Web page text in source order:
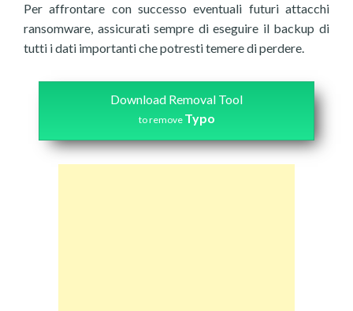
Per affrontare con successo eventuali futuri attacchi
ransomware, assicurati sempre di eseguire il backup di
tutti i dati importanti che potresti temere di perdere.
Download Removal Tool
to remove Typo